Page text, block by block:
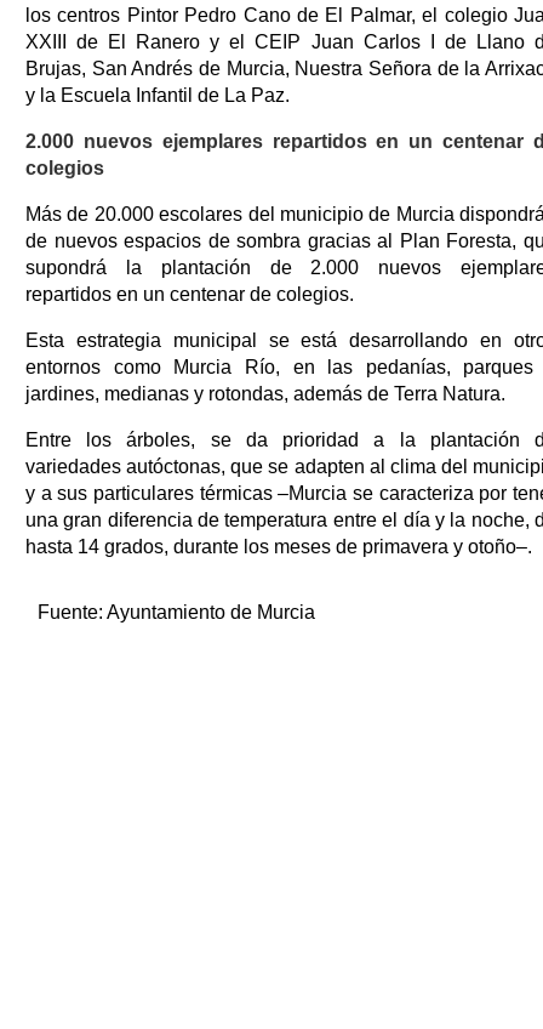
los centros Pintor Pedro Cano de El Palmar, el colegio
XXIII de El Ranero y el CEIP Juan Carlos I de Llano
Brujas, San Andrés de Murcia, Nuestra Señora de la
y la Escuela Infantil de La Paz.
2.000 nuevos ejemplares repartidos en un centenar
colegios
Más de 20.000 escolares del municipio de Murcia
de nuevos espacios de sombra gracias al Plan Foresta,
supondrá la plantación de 2.000 nuevos
repartidos en un centenar de colegios.
Esta estrategia municipal se está desarrollando en
entornos como Murcia Río, en las pedanías, parques
jardines, medianas y rotondas, además de Terra Natura.
Entre los árboles, se da prioridad a la plantación
variedades autóctonas, que se adapten al clima del
y a sus particulares térmicas –Murcia se caracteriza por
una gran diferencia de temperatura entre el día y la noche,
hasta 14 grados, durante los meses de primavera y otoño–.
Fuente: Ayuntamiento de Murcia